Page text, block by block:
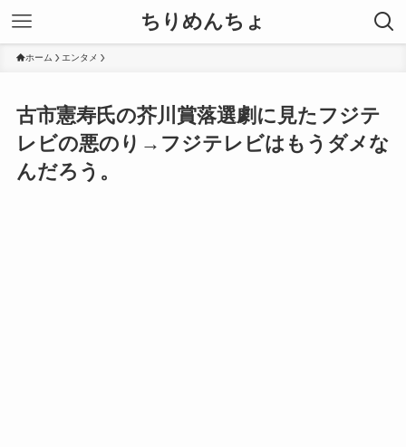
ちりめんちょ
ホーム エンタメ
古市憲寿氏の芥川賞落選劇に見たフジテ
レビの悪のり→フジテレビはもうダメな
んだろう。